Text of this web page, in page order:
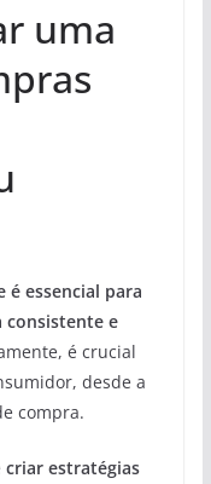
uma
é essencial para
consistente e
é crucial
desde a
compra.
criar estratégias